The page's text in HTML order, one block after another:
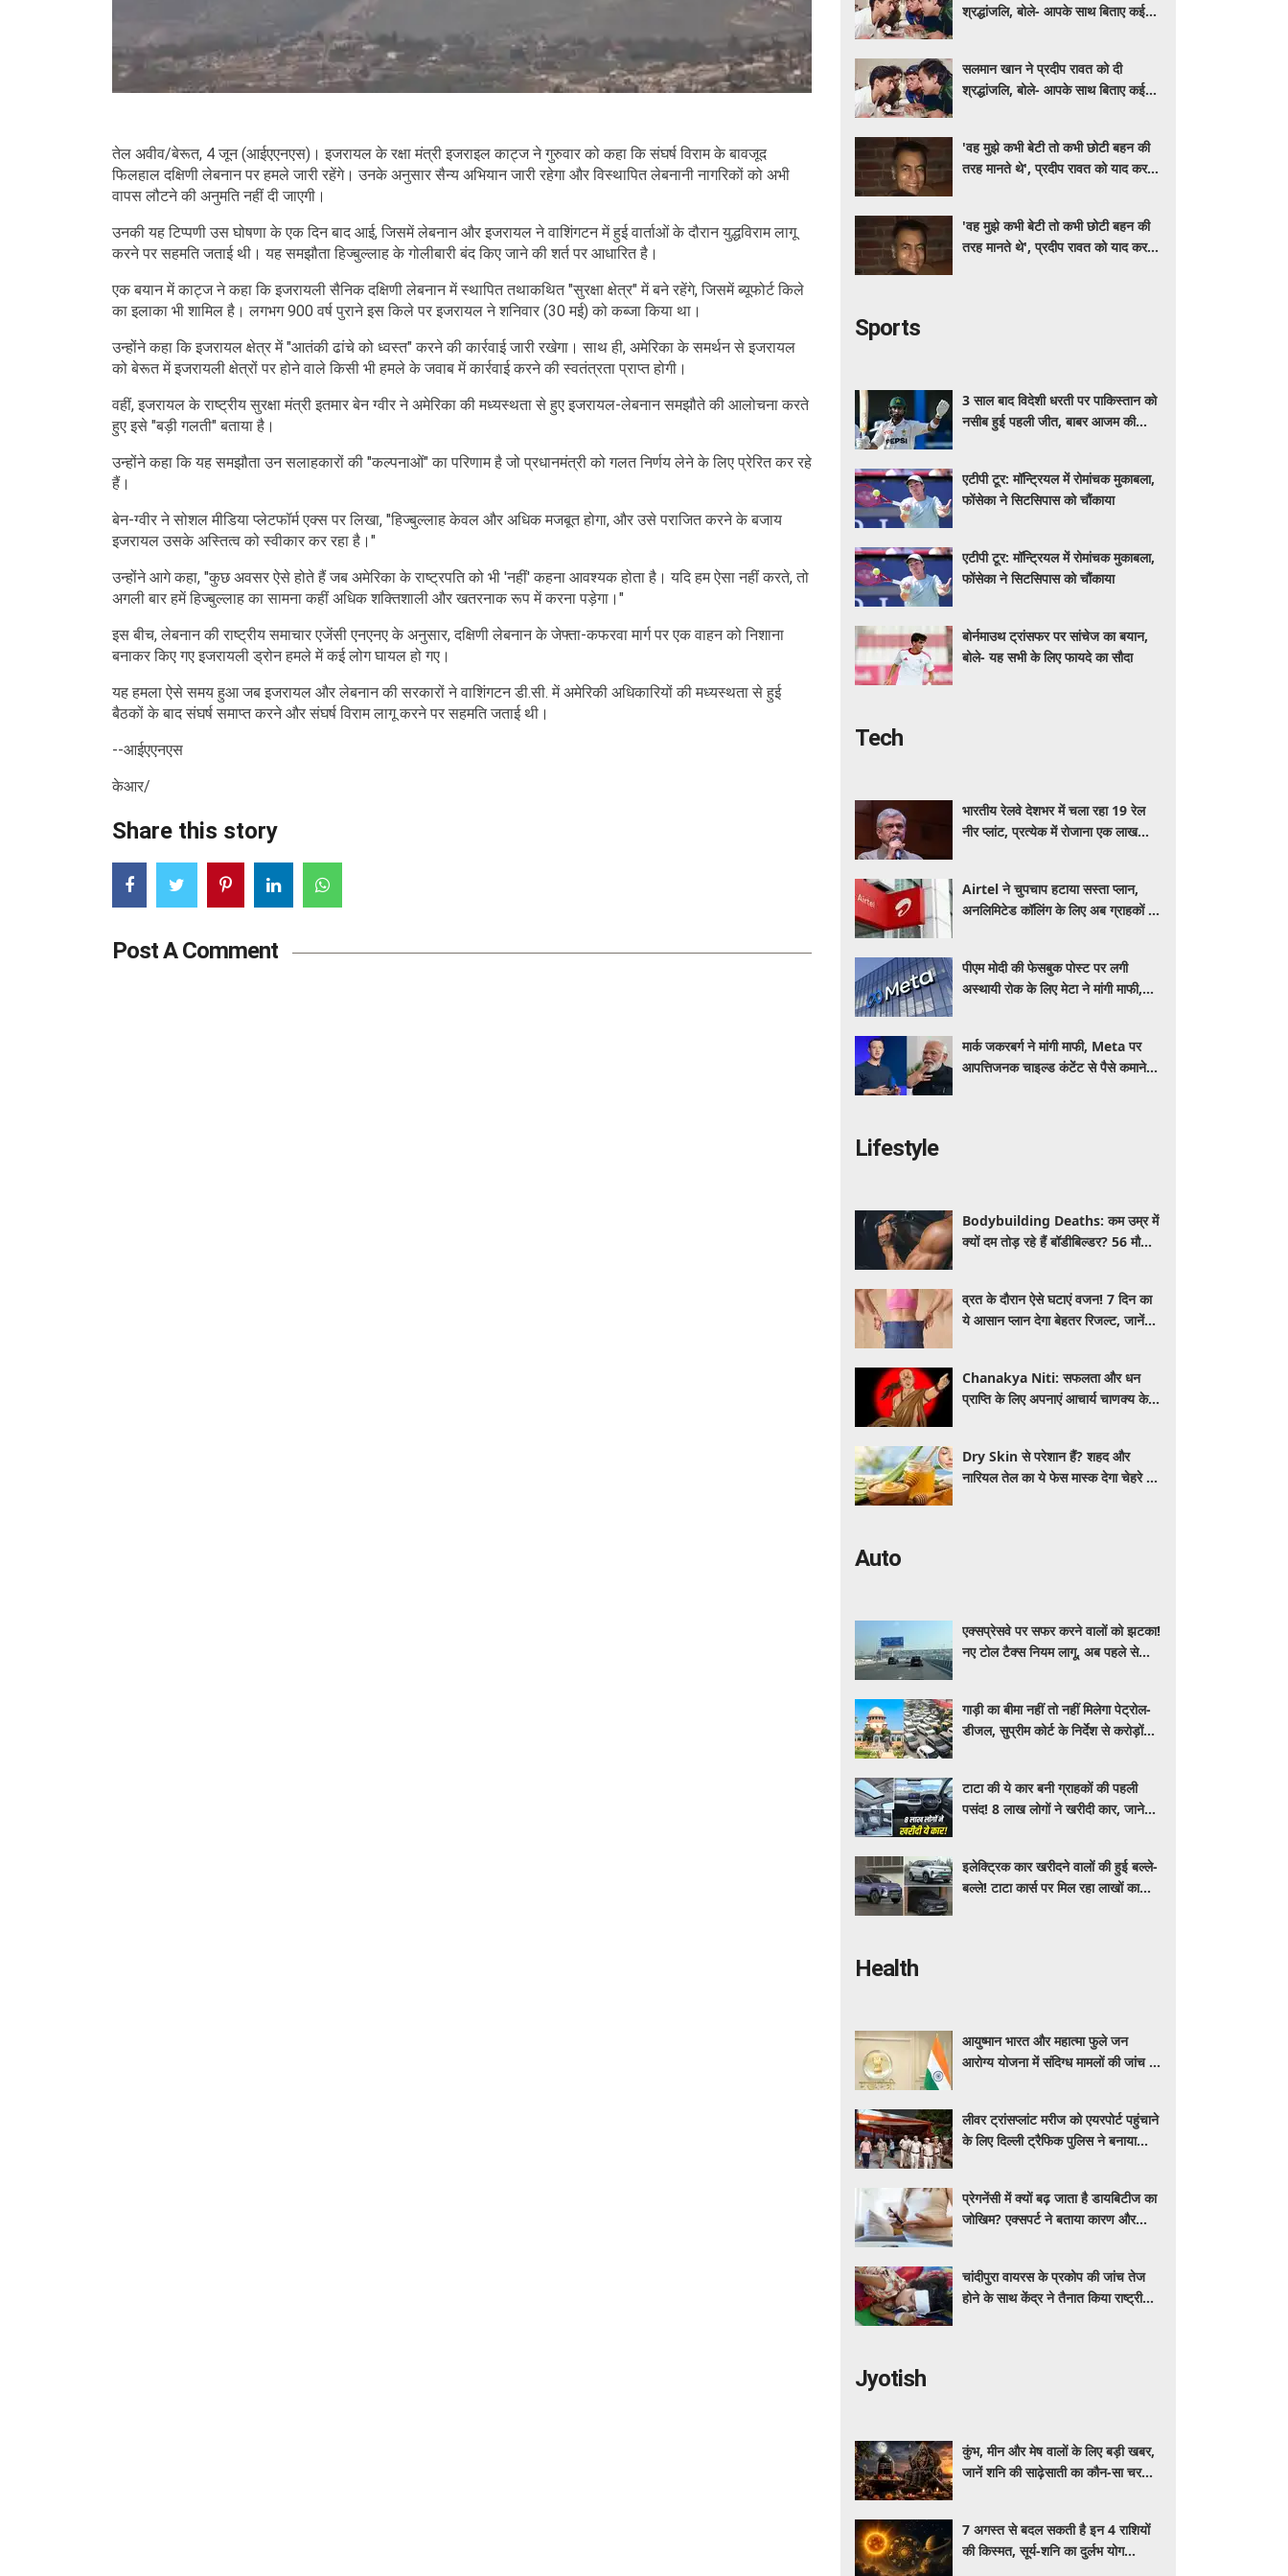
तेल अवीव/बेरूत, 4 जून (आईएएनएस)। इजरायल के रक्षा मंत्री इजराइल काट्ज ने गुरुवार को कहा कि संघर्ष विराम के बावजूद
फिलहाल दक्षिणी लेबनान पर हमले जारी रहेंगे। उनके अनुसार सैन्य अभियान जारी रहेगा और विस्थापित लेबनानी नागरिकों को अभी
वापस लौटने की अनुमति नहीं दी जाएगी।
उनकी यह टिप्पणी उस घोषणा के एक दिन बाद आई, जिसमें लेबनान और इजरायल ने वाशिंगटन में हुई वार्ताओं के दौरान युद्धविराम लागू
करने पर सहमति जताई थी। यह समझौता हिज्बुल्लाह के गोलीबारी बंद किए जाने की शर्त पर आधारित है।
एक बयान में काट्ज ने कहा कि इजरायली सैनिक दक्षिणी लेबनान में स्थापित तथाकथित "सुरक्षा क्षेत्र" में बने रहेंगे, जिसमें ब्यूफोर्ट किले
का इलाका भी शामिल है। लगभग 900 वर्ष पुराने इस किले पर इजरायल ने शनिवार (30 मई) को कब्जा किया था।
उन्होंने कहा कि इजरायल क्षेत्र में "आतंकी ढांचे को ध्वस्त" करने की कार्रवाई जारी रखेगा। साथ ही, अमेरिका के समर्थन से इजरायल
को बेरूत में इजरायली क्षेत्रों पर होने वाले किसी भी हमले के जवाब में कार्रवाई करने की स्वतंत्रता प्राप्त होगी।
वहीं, इजरायल के राष्ट्रीय सुरक्षा मंत्री इतमार बेन ग्वीर ने अमेरिका की मध्यस्थता से हुए इजरायल-लेबनान समझौते की आलोचना करते
हुए इसे "बड़ी गलती" बताया है।
उन्होंने कहा कि यह समझौता उन सलाहकारों की "कल्पनाओं" का परिणाम है जो प्रधानमंत्री को गलत निर्णय लेने के लिए प्रेरित कर रहे
हैं।
बेन-ग्वीर ने सोशल मीडिया प्लेटफॉर्म एक्स पर लिखा, "हिज्बुल्लाह केवल और अधिक मजबूत होगा, और उसे पराजित करने के बजाय
इजरायल उसके अस्तित्व को स्वीकार कर रहा है।"
उन्होंने आगे कहा, "कुछ अवसर ऐसे होते हैं जब अमेरिका के राष्ट्रपति को भी 'नहीं' कहना आवश्यक होता है। यदि हम ऐसा नहीं करते, तो
अगली बार हमें हिज्बुल्लाह का सामना कहीं अधिक शक्तिशाली और खतरनाक रूप में करना पड़ेगा।"
इस बीच, लेबनान की राष्ट्रीय समाचार एजेंसी एनएनए के अनुसार, दक्षिणी लेबनान के जेफ्ता-कफरवा मार्ग पर एक वाहन को निशाना
बनाकर किए गए इजरायली ड्रोन हमले में कई लोग घायल हो गए।
यह हमला ऐसे समय हुआ जब इजरायल और लेबनान की सरकारों ने वाशिंगटन डी.सी. में अमेरिकी अधिकारियों की मध्यस्थता से हुई
बैठकों के बाद संघर्ष समाप्त करने और संघर्ष विराम लागू करने पर सहमति जताई थी।
--आईएएनएस
केआर/
Share this story
Post A Comment
श्रद्धांजलि, बोले- आपके साथ बिताए कई
सलमान खान ने प्रदीप रावत को दी
श्रद्धांजलि, बोले- आपके साथ बिताए कई
'वह मुझे कभी बेटी तो कभी छोटी बहन की
तरह मानते थे', प्रदीप रावत को याद कर
'वह मुझे कभी बेटी तो कभी छोटी बहन की
तरह मानते थे', प्रदीप रावत को याद कर
Sports
3 साल बाद विदेशी धरती पर पाकिस्तान को
नसीब हुई पहली जीत, बाबर आजम की
एटीपी टूर: मॉन्ट्रियल में रोमांचक मुकाबला,
फोंसेका ने सिटसिपास को चौंकाया
एटीपी टूर: मॉन्ट्रियल में रोमांचक मुकाबला,
फोंसेका ने सिटसिपास को चौंकाया
बोर्नमाउथ ट्रांसफर पर सांचेज का बयान,
बोले- यह सभी के लिए फायदे का सौदा
Tech
भारतीय रेलवे देशभर में चला रहा 19 रेल
नीर प्लांट, प्रत्येक में रोजाना एक लाख
Airtel ने चुपचाप हटाया सस्ता प्लान,
अनलिमिटेड कॉलिंग के लिए अब ग्राहकों की
पीएम मोदी की फेसबुक पोस्ट पर लगी
अस्थायी रोक के लिए मेटा ने मांगी माफी,
मार्क जकरबर्ग ने मांगी माफी, Meta पर
आपत्तिजनक चाइल्ड कंटेंट से पैसे कमाने के
Lifestyle
Bodybuilding Deaths: कम उम्र में
क्यों दम तोड़ रहे हैं बॉडीबिल्डर? 56 मौतों
व्रत के दौरान ऐसे घटाएं वजन! 7 दिन का
ये आसान प्लान देगा बेहतर रिजल्ट, जानें
Chanakya Niti: सफलता और धन
प्राप्ति के लिए अपनाएं आचार्य चाणक्य के ये
Dry Skin से परेशान हैं? शहद और
नारियल तेल का ये फेस मास्क देगा चेहरे को
Auto
एक्सप्रेसवे पर सफर करने वालों को झटका!
नए टोल टैक्स नियम लागू, अब पहले से
गाड़ी का बीमा नहीं तो नहीं मिलेगा पेट्रोल-
डीजल, सुप्रीम कोर्ट के निर्देश से करोड़ों
टाटा की ये कार बनी ग्राहकों की पहली
पसंद! 8 लाख लोगों ने खरीदी कार, जाने
इलेक्ट्रिक कार खरीदने वालों की हुई बल्ले-
बल्ले! टाटा कार्स पर मिल रहा लाखों का
Health
आयुष्मान भारत और महात्मा फुले जन
आरोग्य योजना में संदिग्ध मामलों की जांच के
लीवर ट्रांसप्लांट मरीज को एयरपोर्ट पहुंचाने
के लिए दिल्ली ट्रैफिक पुलिस ने बनाया
प्रेगनेंसी में क्यों बढ़ जाता है डायबिटीज का
जोखिम? एक्सपर्ट ने बताया कारण और
चांदीपुरा वायरस के प्रकोप की जांच तेज
होने के साथ केंद्र ने तैनात किया राष्ट्रीय
Jyotish
कुंभ, मीन और मेष वालों के लिए बड़ी खबर,
जानें शनि की साढ़ेसाती का कौन-सा चरण
7 अगस्त से बदल सकती है इन 4 राशियों
की किस्मत, सूर्य-शनि का दुर्लभ योग